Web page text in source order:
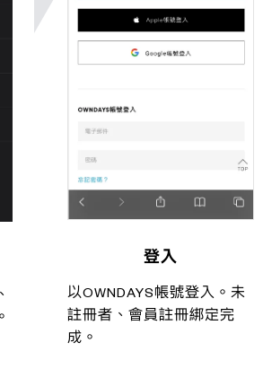
登入
以OWNDAYS帳號登入。未
註冊者、會員註冊綁定完
成。